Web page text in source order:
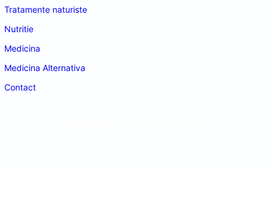
Tratamente naturiste
Nutritie
Medicina
Medicina Alternativa
Contact